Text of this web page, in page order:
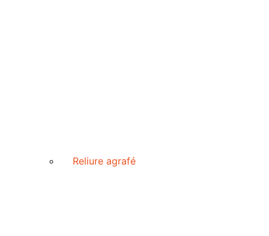
Reliure agrafé